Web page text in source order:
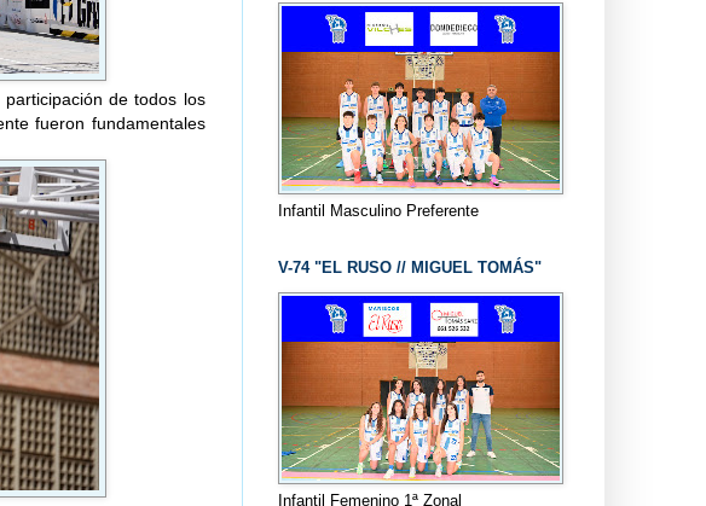
de todos los
fueron fundamentales
Infantil Masculino Preferente
V-74 "EL RUSO // MIGUEL TOMÁS"
Infantil Femenino 1ª Zonal